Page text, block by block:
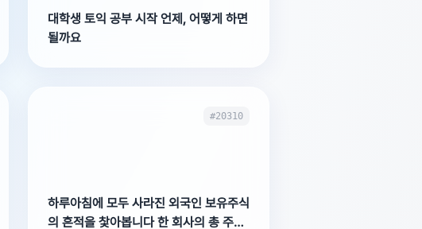
대학생 토익 공부 시작 언제, 어떻게 하면
될까요
#20310
하루아침에 모두 사라진 외국인 보유주식
의 흔적을 찿아봅니다 한 회사의 총 주식